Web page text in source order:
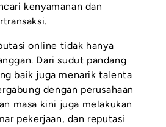
kenyamanan dan
online tidak hanya
Dari sudut pandang
baik juga menarik talenta
dengan perusahaan
masa kini juga melakukan
pekerjaan, dan reputasi